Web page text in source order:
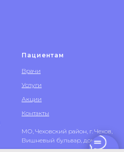
Пациентам
Врачи
Услуги
Акции
Контакты
МО, Чеховский район, г. Чехов,
Вишневый бульвар, дом 8